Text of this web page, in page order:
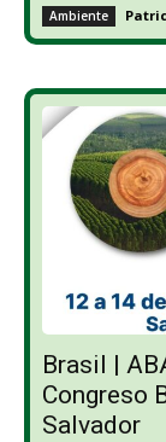
Ambiente
Brasil |
Congreso
Salvador